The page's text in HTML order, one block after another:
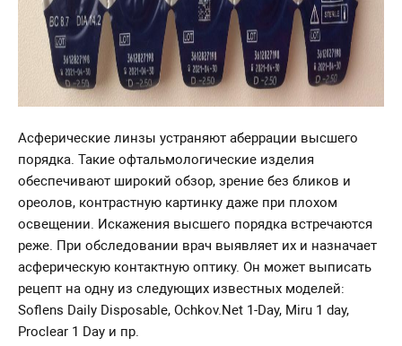
Асферические линзы устраняют аберрации высшего
порядка. Такие офтальмологические изделия
обеспечивают широкий обзор, зрение без бликов и
ореолов, контрастную картинку даже при плохом
освещении. Искажения высшего порядка встречаются
реже. При обследовании врач выявляет их и назначает
асферическую контактную оптику. Он может выписать
рецепт на одну из следующих известных моделей:
Soflens Daily Disposable, Ochkov.Net 1-Day, Miru 1 day,
Proclear 1 Day и пр.